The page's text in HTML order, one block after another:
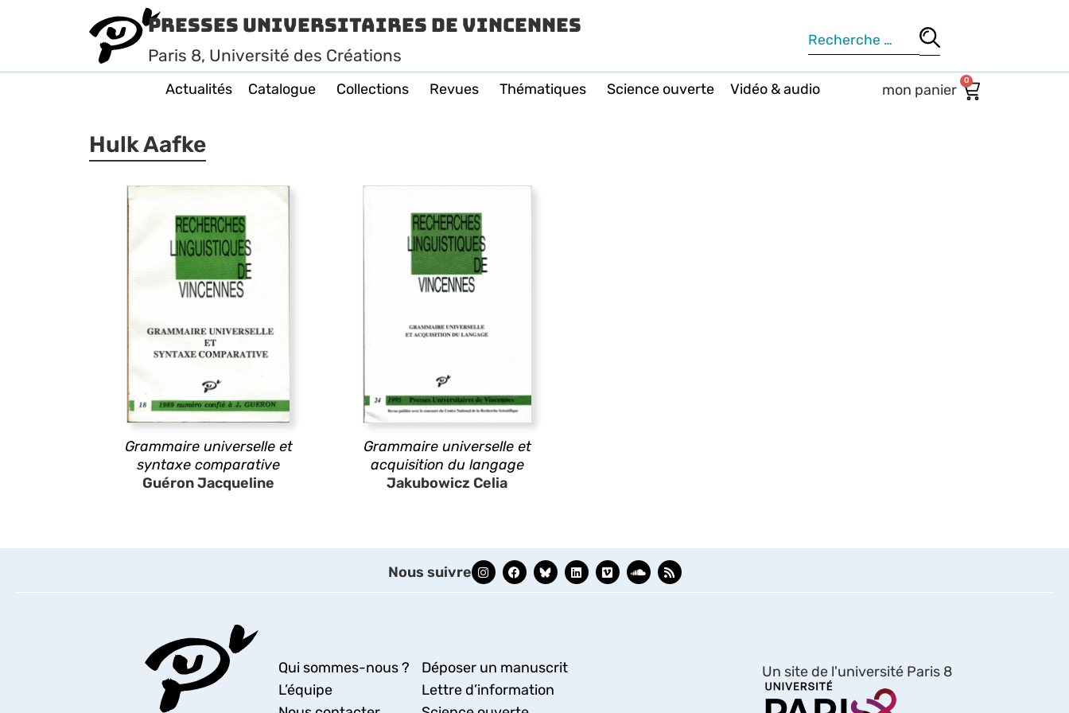
Presses Universitaires de Vincennes
Paris 8, Université des Créations
Actualités Catalogue Collections Revues Thématiques Science ouverte Vidéo & audio 0
Hulk Aafke
Grammaire universelle et
syntaxe comparative
Guéron Jacqueline
Grammaire universelle et
acquisition du langage
Jakubowicz Celia
Nous suivre
Qui sommes-nous ?
L’équipe
Déposer un manuscrit
Lettre d’information
Un site de l'université Paris 8